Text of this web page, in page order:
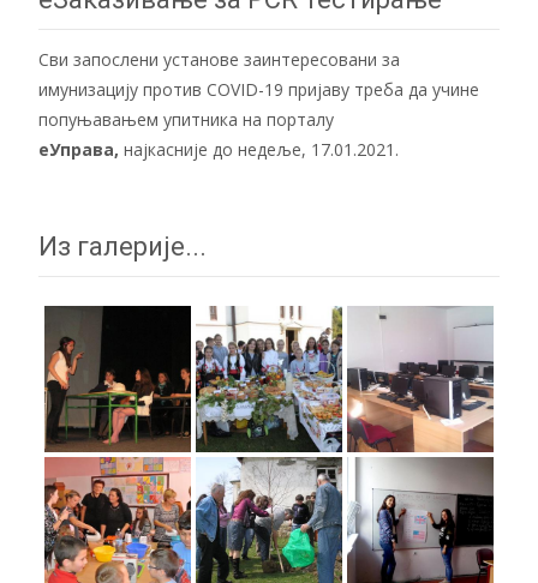
Сви запослени установе заинтересовани за
имунизацију против COVID-19 пријаву треба да учине
попуњавањем упитника на порталу
еУправа, најкасније до недеље, 17.01.2021.
Из галерије...